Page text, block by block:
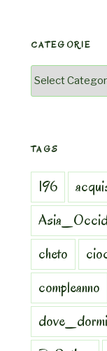
CATEGORIE
Categorie
TAGS
196
cheto
compleanno